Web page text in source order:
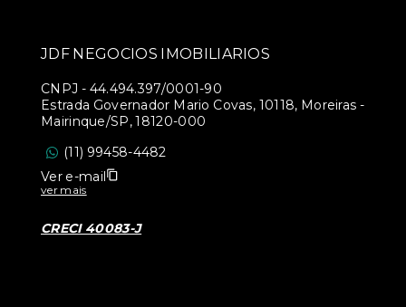
JDF NEGOCIOS IMOBILIARIOS
CNPJ - 44.494.397/0001-90
Estrada Governador Mario Covas, 10118, Moreiras -
Mairinque/SP, 18120-000
(11) 99458-4482
Ver e-mail
ver mais
CRECI 40083-J